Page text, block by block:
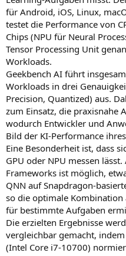
für Android, iOS, Linux,
testet die Performance von
Chips (NPU für Neural
Tensor Processing Unit
Workloads.
Geekbench AI führt
Workloads in drei
Precision, Quantized) aus.
zum Einsatz, die praxisnahe
wodurch Entwickler und
Bild der KI-Performance
Eine Besonderheit ist, dass
GPU oder NPU messen
Frameworks ist möglich,
QNN auf Snapdragon-
so die optimale
für bestimmte Aufgaben
Die erzielten Ergebnisse
vergleichbar gemacht,
(Intel Core i7-10700)